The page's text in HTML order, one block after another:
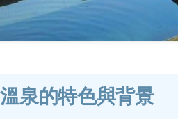
泉的特色與背景